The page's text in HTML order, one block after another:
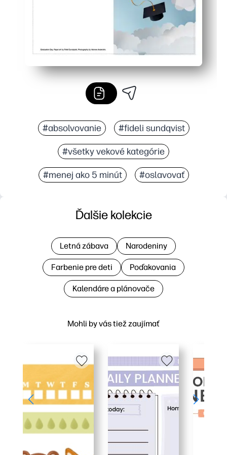
#absolvovanie #fideli sundqvist
#všetky vekové kategórie
#menej ako 5 minút #oslavovať
Mohli by vás tiež zaujímať
Ďalšie kolekcie
Letná zábava Narodeniny
Farbenie pre deti Poďakovania
Kalendáre a plánovače